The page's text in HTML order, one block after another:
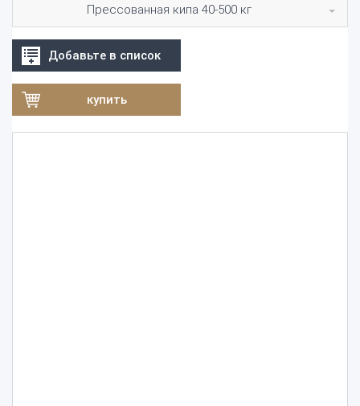
Прессованная кипа 40-500 кг
Добавьте в список
купить